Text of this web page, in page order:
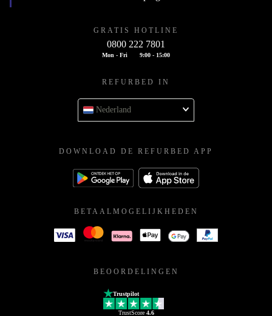
GRATIS HOTLINE
0800 222 7801
Mon - Fri 9:00 - 15:00
REFURBED IN
Nederland
DOWNLOAD DE REFURBED APP
BETAALMOGELIJKHEDEN
BEOORDELINGEN
Trustpilot
TrustScore 4.6